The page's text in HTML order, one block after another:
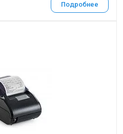
Подробнее